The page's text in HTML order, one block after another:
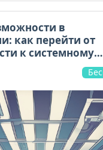
в
как перейти от
к системному